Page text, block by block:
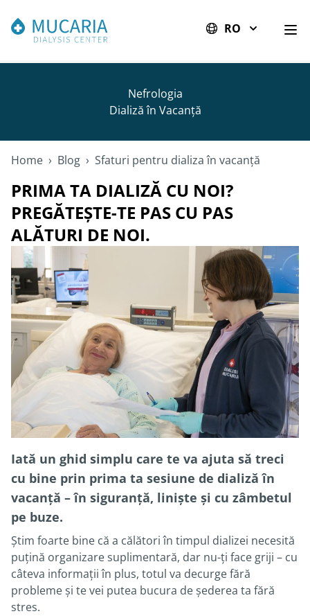
RO
Nefrologia
Dializă în Vacanță
Home › Blog › Sfaturi pentru dializa în vacanță
PRIMA TA DIALIZĂ CU NOI?
PREGĂTEȘTE-TE PAS CU PAS
ALĂTURI DE NOI.
Iată un ghid simplu care te va ajuta să treci
cu bine prin prima ta sesiune de dializă în
vacanță – în siguranță, liniște și cu zâmbetul
pe buze.
Știm foarte bine că a călători în timpul dializei necesită
puțină organizare suplimentară, dar nu-ți face griji – cu
câteva informații în plus, totul va decurge fără
probleme și te vei putea bucura de șederea ta fără
stres.